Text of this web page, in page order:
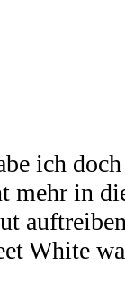
ich
mehr in
White